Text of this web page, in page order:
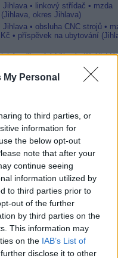
Personal
to third parties, or
information for
the below opt-out
note that after your
continue seeing
information utilized by
to third parties prior to
out of the further
by third parties on the
This information may
on the IAB’s List of
disclose it to other
• linkový střídač • mzda
okres Jihlava)
• obsluha CNC strojů •
• příspěvek na ubytování
zařízení údržby (m/ž) (tř.
• CNC operátor• mzda
na ubytování (Jihlava,
okres Jihlava)